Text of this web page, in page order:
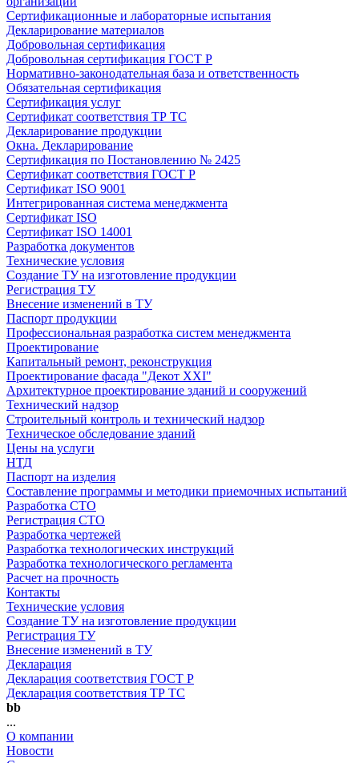
Сертификационные и лабораторные испытания
Декларирование материалов
Добровольная сертификация
Добровольная сертификация ГОСТ Р
Нормативно-законодательная база и ответственность
Обязательная сертификация
Сертификация услуг
Сертификат соответствия ТР ТС
Декларирование продукции
Окна. Декларирование
Сертификация по Постановлению № 2425
Сертификат соответствия ГОСТ Р
Сертификат ISO 9001
Интегрированная система менеджмента
Сертификат ISO
Сертификат ISO 14001
Разработка документов
Технические условия
Создание ТУ на изготовление продукции
Регистрация ТУ
Внесение изменений в ТУ
Паспорт продукции
Профессиональная разработка систем менеджмента
Проектирование
Капитальный ремонт, реконструкция
Проектирование фасада "Декот XXI"
Архитектурное проектирование зданий и сооружений
Технический надзор
Строительный контроль и технический надзор
Техническое обследование зданий
Цены на услуги
НТД
Паспорт на изделия
Составление программы и методики приемочных испытаний
Разработка СТО
Регистрация СТО
Разработка чертежей
Разработка технологических инструкций
Разработка технологического регламента
Расчет на прочность
Контакты
Технические условия
Создание ТУ на изготовление продукции
Регистрация ТУ
Внесение изменений в ТУ
Декларация
Декларация соответствия ГОСТ Р
Декларация соответствия ТР ТС
bb
...
О компании
Новости